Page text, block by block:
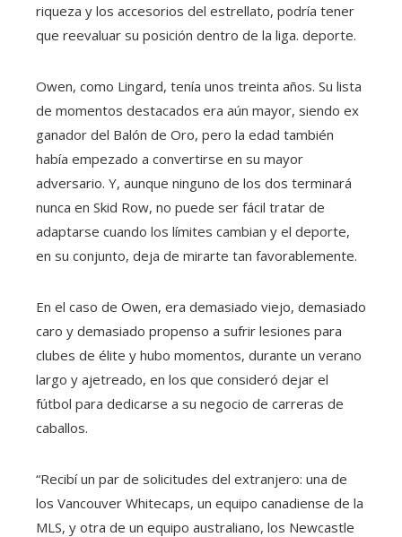
riqueza y los accesorios del estrellato, podría tener
que reevaluar su posición dentro de la liga. deporte.
Owen, como Lingard, tenía unos treinta años. Su lista
de momentos destacados era aún mayor, siendo ex
ganador del Balón de Oro, pero la edad también
había empezado a convertirse en su mayor
adversario. Y, aunque ninguno de los dos terminará
nunca en Skid Row, no puede ser fácil tratar de
adaptarse cuando los límites cambian y el deporte,
en su conjunto, deja de mirarte tan favorablemente.
En el caso de Owen, era demasiado viejo, demasiado
caro y demasiado propenso a sufrir lesiones para
clubes de élite y hubo momentos, durante un verano
largo y ajetreado, en los que consideró dejar el
fútbol para dedicarse a su negocio de carreras de
caballos.
“Recibí un par de solicitudes del extranjero: una de
los Vancouver Whitecaps, un equipo canadiense de la
MLS, y otra de un equipo australiano, los Newcastle